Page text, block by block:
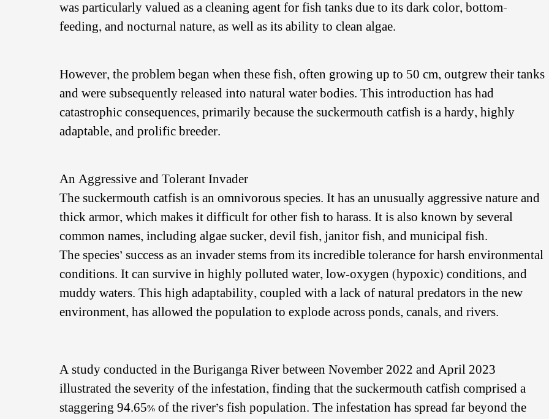
was particularly valued as a cleaning agent for fish tanks due to its dark color, bottom-
feeding, and nocturnal nature, as well as its ability to clean algae.
However, the problem began when these fish, often growing up to 50 cm, outgrew their tanks
and were subsequently released into natural water bodies. This introduction has had
catastrophic consequences, primarily because the suckermouth catfish is a hardy, highly
adaptable, and prolific breeder.
An Aggressive and Tolerant Invader
The suckermouth catfish is an omnivorous species. It has an unusually aggressive nature and
thick armor, which makes it difficult for other fish to harass. It is also known by several
common names, including algae sucker, devil fish, janitor fish, and municipal fish.
The species’ success as an invader stems from its incredible tolerance for harsh environmental
conditions. It can survive in highly polluted water, low-oxygen (hypoxic) conditions, and
muddy waters. This high adaptability, coupled with a lack of natural predators in the new
environment, has allowed the population to explode across ponds, canals, and rivers.
A study conducted in the Buriganga River between November 2022 and April 2023
illustrated the severity of the infestation, finding that the suckermouth catfish comprised a
staggering 94.65% of the river’s fish population. The infestation has spread far beyond the